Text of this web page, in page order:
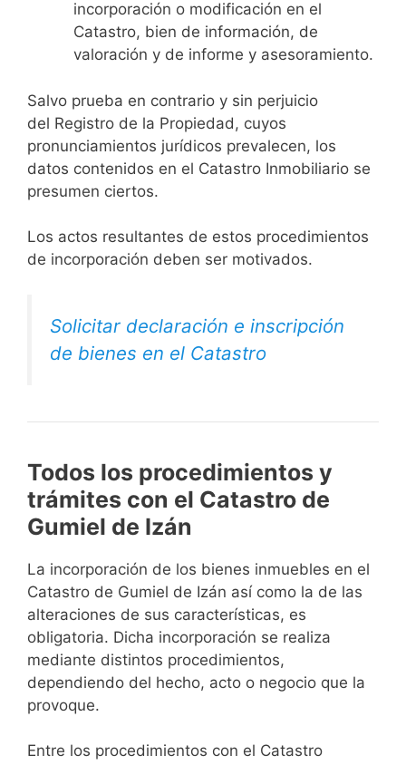
incorporación o modificación en el
Catastro, bien de información, de
valoración y de informe y asesoramiento.
Salvo prueba en contrario y sin perjuicio
del Registro de la Propiedad, cuyos
pronunciamientos jurídicos prevalecen, los
datos contenidos en el Catastro Inmobiliario se
presumen ciertos.
Los actos resultantes de estos procedimientos
de incorporación deben ser motivados.
Solicitar declaración e inscripción
de bienes en el Catastro
Todos los procedimientos y
trámites con el Catastro de
Gumiel de Izán
La incorporación de los bienes inmuebles en el
Catastro de Gumiel de Izán así como la de las
alteraciones de sus características, es
obligatoria. Dicha incorporación se realiza
mediante distintos procedimientos,
dependiendo del hecho, acto o negocio que la
provoque.
Entre los procedimientos con el Catastro